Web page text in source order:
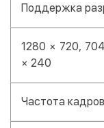
Поддержка
1280 × 720,
× 240
Частота